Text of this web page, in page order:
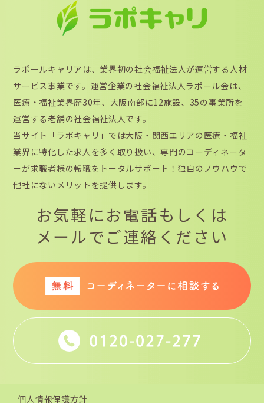
ラポールキャリアは、業界初の社会福祉法人が運営する人材
サービス事業です。運営企業の社会福祉法人ラポール会は、
医療・福祉業界歴30年、大阪南部に12施設、35の事業所を
運営する老舗の社会福祉法人です。
当サイト「ラポキャリ」では大阪・関西エリアの医療・福祉
業界に特化した求人を多く取り扱い、専門のコーディネータ
ーが求職者様の転職をトータルサポート！独自のノウハウで
他社にないメリットを提供します。
お気軽にお電話もしくは
メールでご連絡ください
個人情報保護方針